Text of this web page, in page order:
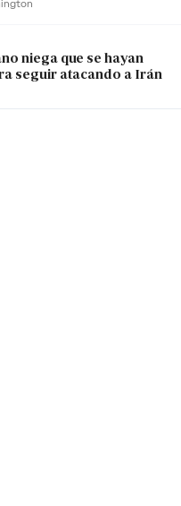
niega que se hayan
seguir atacando a Irán